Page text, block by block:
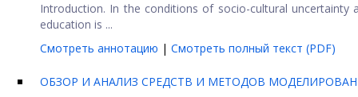
Introduction. In the conditions of socio-cultural
education is ...
Смотреть аннотацию | Смотреть полный текст (PDF)
ОБЗОР И АНАЛИЗ СРЕДСТВ И МЕТОДОВ